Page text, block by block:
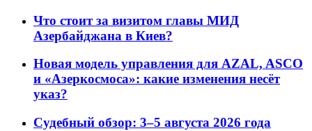
Что стоит за визитом главы МИД
Азербайджана в Киев?
Новая модель управления для AZAL, ASCO
и «Азеркосмоса»: какие изменения несёт
указ?
Судебный обзор: 3–5 августа 2026 года